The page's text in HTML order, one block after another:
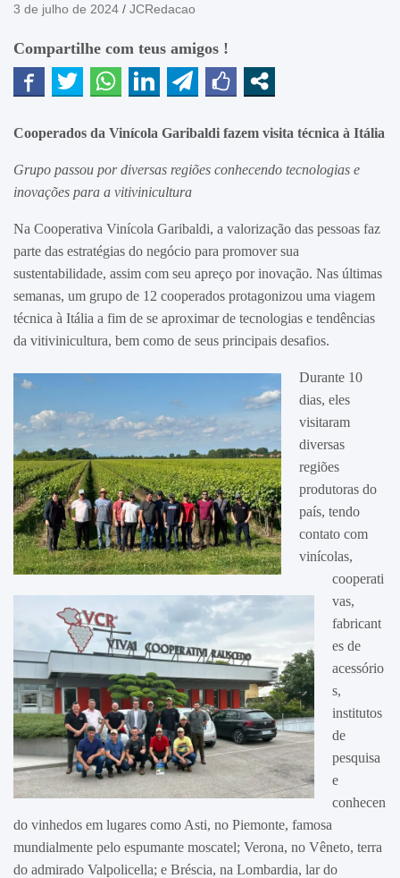
3 de julho de 2024 JCRedacao
Compartilhe com teus amigos !
Cooperados da Vinícola Garibaldi fazem visita técnica à Itália
Grupo passou por diversas regiões conhecendo tecnologias e
inovações para a vitivinicultura
Na Cooperativa Vinícola Garibaldi, a valorização das pessoas faz
parte das estratégias do negócio para promover sua
sustentabilidade, assim com seu apreço por inovação. Nas últimas
semanas, um grupo de 12 cooperados protagonizou uma viagem
técnica à Itália a fim de se aproximar de tecnologias e tendências
da vitivinicultura, bem como de seus principais desafios.
Durante 10
dias, eles
visitaram
diversas
regiões
produtoras do
país, tendo
contato com
vinícolas,
cooperati
vas,
fabricant
es de
acessório
s,
institutos
de
pesquisa
e
conhecen
do vinhedos em lugares como Asti, no Piemonte, famosa
mundialmente pelo espumante moscatel; Verona, no Vêneto, terra
do admirado Valpolicella; e Bréscia, na Lombardia, lar do